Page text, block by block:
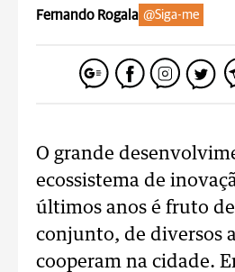
Fernando Rogala @Siga-me
O grande
ecossistema de
últimos anos é fruto
conjunto, de diversos
cooperam na cidade.